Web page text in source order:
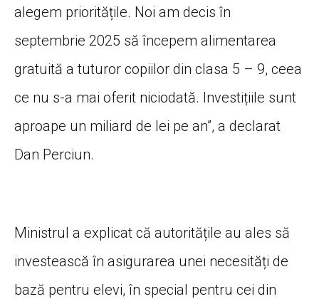
alegem prioritățile. Noi am decis în
septembrie 2025 să începem alimentarea
gratuită a tuturor copiilor din clasa 5 – 9, ceea
ce nu s-a mai oferit niciodată. Investițiile sunt
aproape un miliard de lei pe an”, a declarat
Dan Perciun.
Ministrul a explicat că autoritățile au ales să
investească în asigurarea unei necesități de
bază pentru elevi, în special pentru cei din